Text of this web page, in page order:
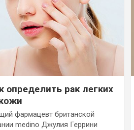
определить рак легких
фармацевт британской
medino Джулия Геррини